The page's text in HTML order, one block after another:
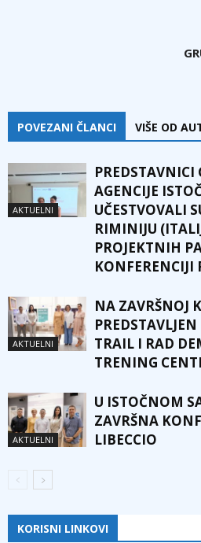
POVEZANI ČLANCI VIŠE OD
AKTUELNI
PREDSTAVNICI
AGENCIJE
UČESTVOVALI
RIMINIJU
PROJEKTNIH
KONFERENCIJI
AKTUELNI
NA ZAVRŠNOJ
TRAIL I RAD
TRENING
AKTUELNI
U ISTOČNOM
ZAVRŠNA
LIBECCIO
KORISNI LINKOVI